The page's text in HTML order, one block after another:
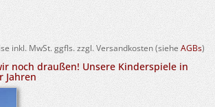
inkl. MwSt. ggfls. zzgl. Versandkosten (siehe AGBs)
noch draußen! Unsere Kinderspiele in
Jahren